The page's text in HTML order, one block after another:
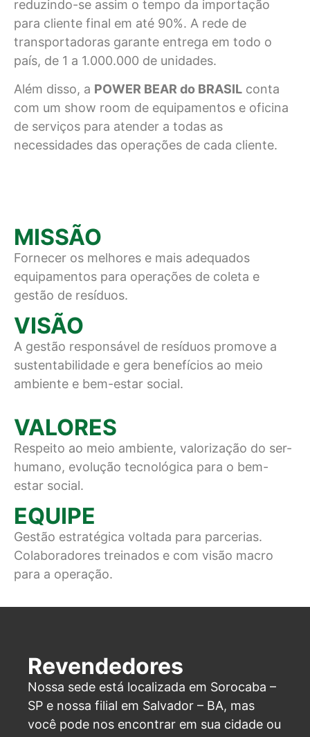
reduzindo-se assim o tempo da importação
para cliente final em até 90%. A rede de
transportadoras garante entrega em todo o
país, de 1 a 1.000.000 de unidades.
Além disso, a POWER BEAR do BRASIL conta
com um show room de equipamentos e oficina
de serviços para atender a todas as
necessidades das operações de cada cliente.
MISSÃO
Fornecer os melhores e mais adequados
equipamentos para operações de coleta e
gestão de resíduos.
VISÃO
A gestão responsável de resíduos promove a
sustentabilidade e gera benefícios ao meio
ambiente e bem-estar social.
VALORES
Respeito ao meio ambiente, valorização do ser-
humano, evolução tecnológica para o bem-
estar social.
EQUIPE
Gestão estratégica voltada para parcerias.
Colaboradores treinados e com visão macro
para a operação.
Revendedores
Nossa sede está localizada em Sorocaba –
SP e nossa filial em Salvador – BA, mas
você pode nos encontrar em sua cidade ou